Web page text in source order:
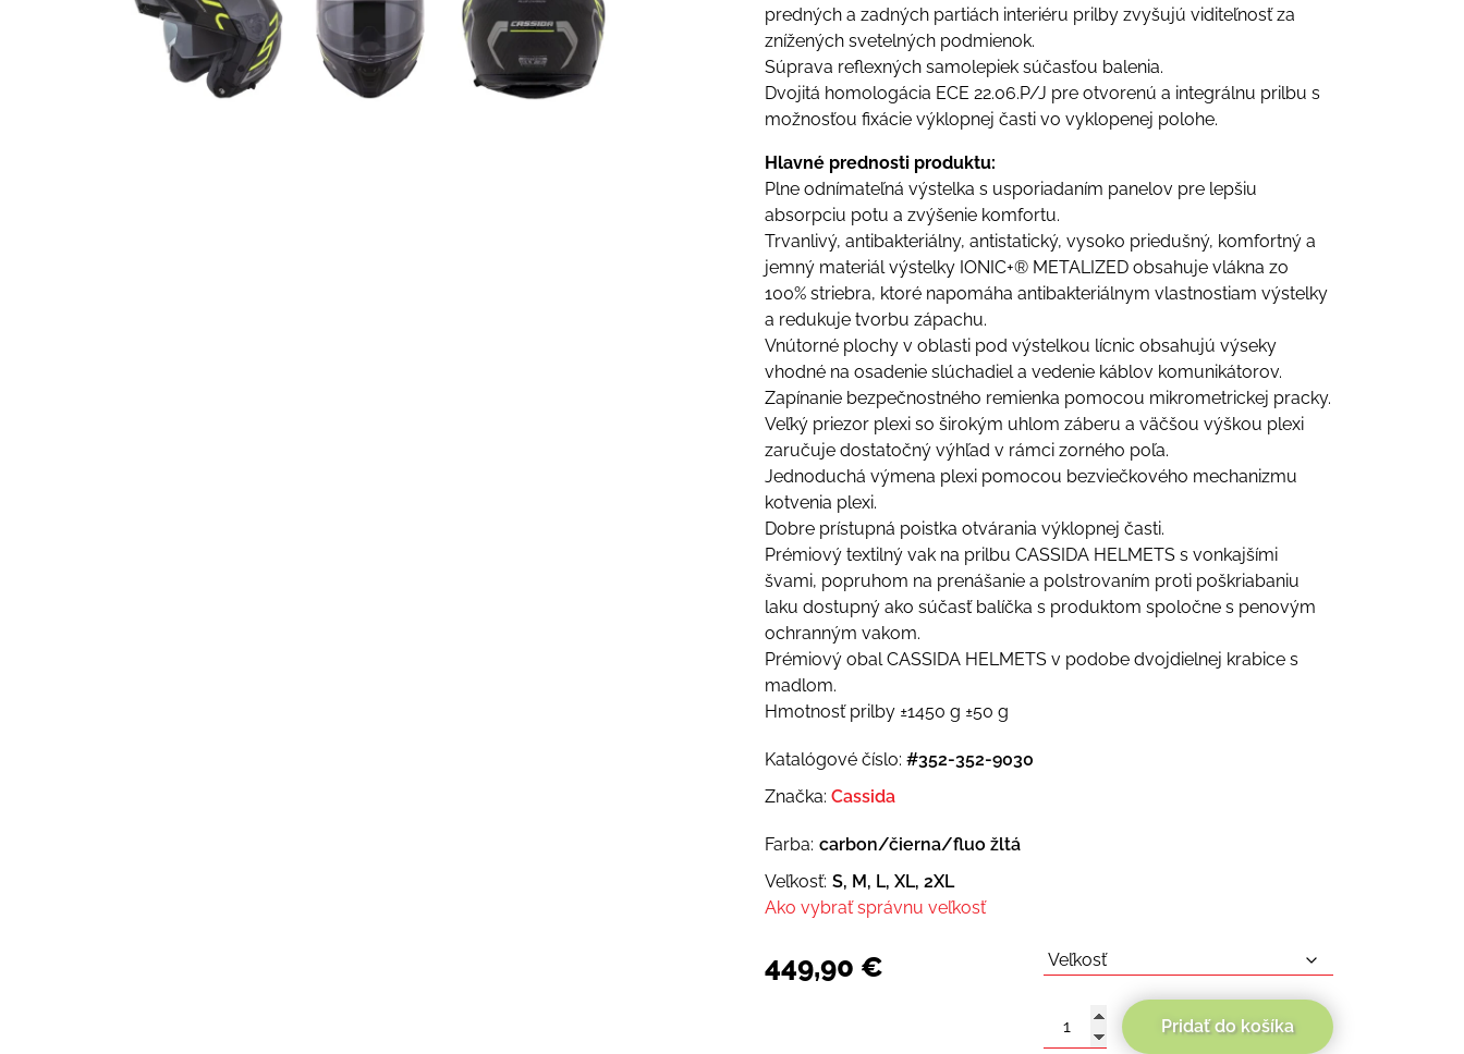
predných a zadných partiách interiéru prilby zvyšujú viditeľnosť za
znížených svetelných podmienok.
Súprava reflexných samolepiek súčasťou balenia.
Dvojitá homologácia ECE 22.06.P/J pre otvorenú a integrálnu prilbu s
možnosťou fixácie výklopnej časti vo vyklopenej polohe.
Hlavné prednosti produktu:
Plne odnímateľná výstelka s usporiadaním panelov pre lepšiu
absorpciu potu a zvýšenie komfortu.
Trvanlivý, antibakteriálny, antistatický, vysoko priedušný, komfortný a
jemný materiál výstelky IONIC+® METALIZED obsahuje vlákna zo
100% striebra, ktoré napomáha antibakteriálnym vlastnostiam výstelky
a redukuje tvorbu zápachu.
Vnútorné plochy v oblasti pod výstelkou lícnic obsahujú výseky
vhodné na osadenie slúchadiel a vedenie káblov komunikátorov.
Zapínanie bezpečnostného remienka pomocou mikrometrickej pracky.
Veľký priezor plexi so širokým uhlom záberu a väčšou výškou plexi
zaručuje dostatočný výhľad v rámci zorného poľa.
Jednoduchá výmena plexi pomocou bezviečkového mechanizmu
kotvenia plexi.
Dobre prístupná poistka otvárania výklopnej časti.
Prémiový textilný vak na prilbu CASSIDA HELMETS s vonkajšími
švami, popruhom na prenášanie a polstrovaním proti poškriabaniu
laku dostupný ako súčasť balíčka s produktom spoločne s penovým
ochranným vakom.
Prémiový obal CASSIDA HELMETS v podobe dvojdielnej krabice s
madlom.
Hmotnosť prilby ±1450 g ±50 g
Katalógové číslo: #352-352-9030
Značka: Cassida
Farba: carbon/čierna/fluo žltá
Veľkosť: S, M, L, XL, 2XL
Ako vybrať správnu veľkosť
449,90 €
množstvo
Pridať do košíka